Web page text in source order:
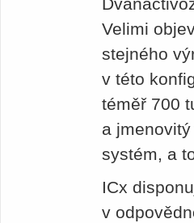
Velimi
stejného
v této
téměř 700
a
systém, a
ICx
v